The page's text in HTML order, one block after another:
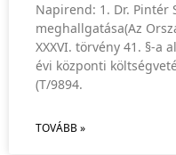
Napirend: 1. Dr. Pintér
meghallgatása(Az
XXXVI. törvény 41. §-a
évi központi
(T/9894.
TOVÁBB »